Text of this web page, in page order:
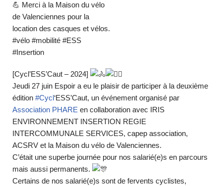
[Cycl’ESS’Caut – 2024]
Jeudi 27 juin Espoir a eu le plaisir de participer à la deuxième
édition #Cycl‘ESS’Caut, un événement organisé par
Association PHARE en collaboration avec IRIS
ENVIRONNEMENT INSERTION REGIE
INTERCOMMUNALE SERVICES, capep association,
ACSRV et la Maison du vélo de Valenciennes.
C’était une superbe journée pour nos salarié(e)s en parcours
mais aussi permanents.
Certains de nos salarié(e)s sont de fervents cyclistes,